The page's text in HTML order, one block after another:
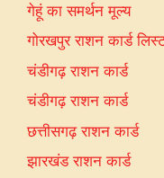
गेहूं का समर्थन मूल्य
गोरखपुर राशन कार्ड
चंडीगढ़ राशन कार्ड
चंडीगढ़ राशन कार्ड
छत्तीसगढ़ राशन कार्ड
झारखंड राशन कार्ड